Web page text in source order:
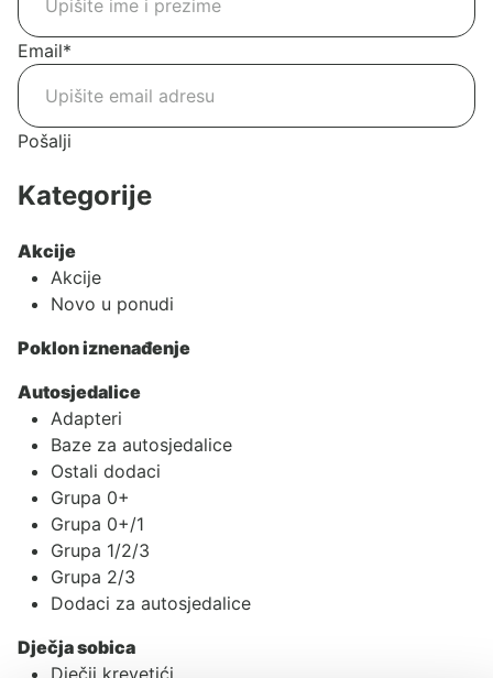
Email*
Pošalji
Kategorije
Akcije
Akcije
Novo u ponudi
Poklon iznenađenje
Autosjedalice
Adapteri
Baze za autosjedalice
Ostali dodaci
Grupa 0+
Grupa 0+/1
Grupa 1/2/3
Grupa 2/3
Dodaci za autosjedalice
Dječja sobica